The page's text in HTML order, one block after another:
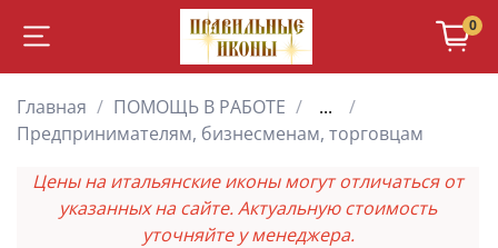
0
Главная ПОМОЩЬ В РАБОТЕ
...
Предпринимателям, бизнесменам, торговцам
Цены на итальянские иконы могут отличаться от
указанных на сайте. Актуальную стоимость
уточняйте у менеджера.